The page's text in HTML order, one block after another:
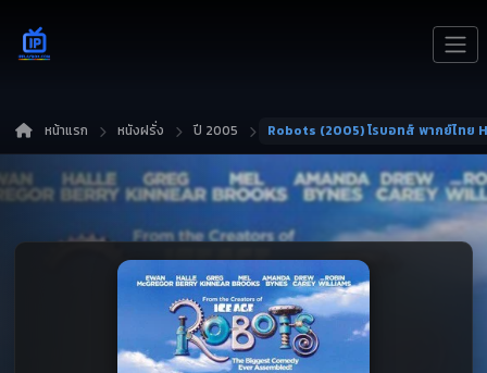
หน้าแรก หนังฝรั่ง ปี 2005 Robots (2005) โรบอทส์ พากย์ไทย